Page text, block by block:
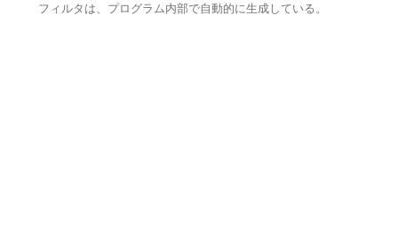
フィルタは、プログラム内部で自動的に生成している。